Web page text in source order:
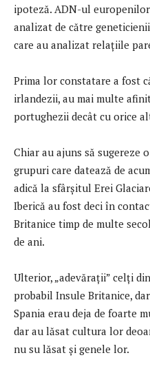
ipoteză. ADN-ul
analizat de către
care au analizat relațiile
Prima lor constatare a fost
irlandezii, au mai multe
portughezii decât cu orice
Chiar au ajuns să sugereze
grupuri care datează de
adică la sfârșitul Erei
Iberică au fost deci în
Britanice timp de multe
de ani.
Ulterior, „adevăraţii” celți
probabil Insule Britanice,
Spania erau deja de foarte
dar au lăsat cultura lor
nu su lăsat şi genele lor.